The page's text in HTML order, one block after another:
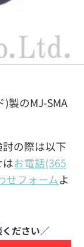
)製のMJ-SMA
の際は以下
お電話(365
せフォームよ